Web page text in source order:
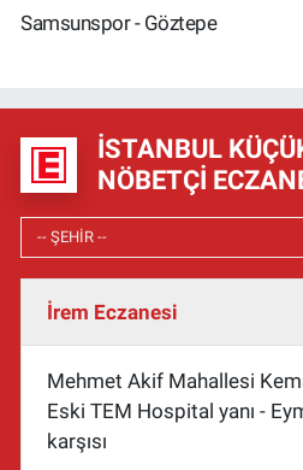
Samsunspor - Göztepe
İSTANBUL
NÖBETÇI
İrem Eczanesi
Mehmet Akif Mahallesi
Eski TEM Hospital yanı -
karşısı